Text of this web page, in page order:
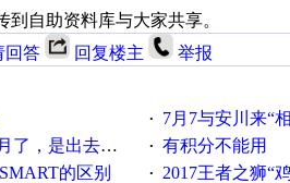
自助资料库与大家共享。
回答 回复楼主 举报
· 7月7与安川来“
车祸所致:大家工作都要特别注意啊 · 有积分不能用
的区别 · 2017王者之狮“鸡”情签到